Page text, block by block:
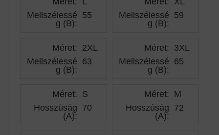
Mellszélessé
g (B):
55
Mellszélessé
g (B):
59
Méret: 2XL
Mellszélessé
g (B):
63
Méret: 3XL
Mellszélessé
g (B):
65
Méret: S
Hosszúság
(A):
70
Méret: M
Hosszúság
(A):
72